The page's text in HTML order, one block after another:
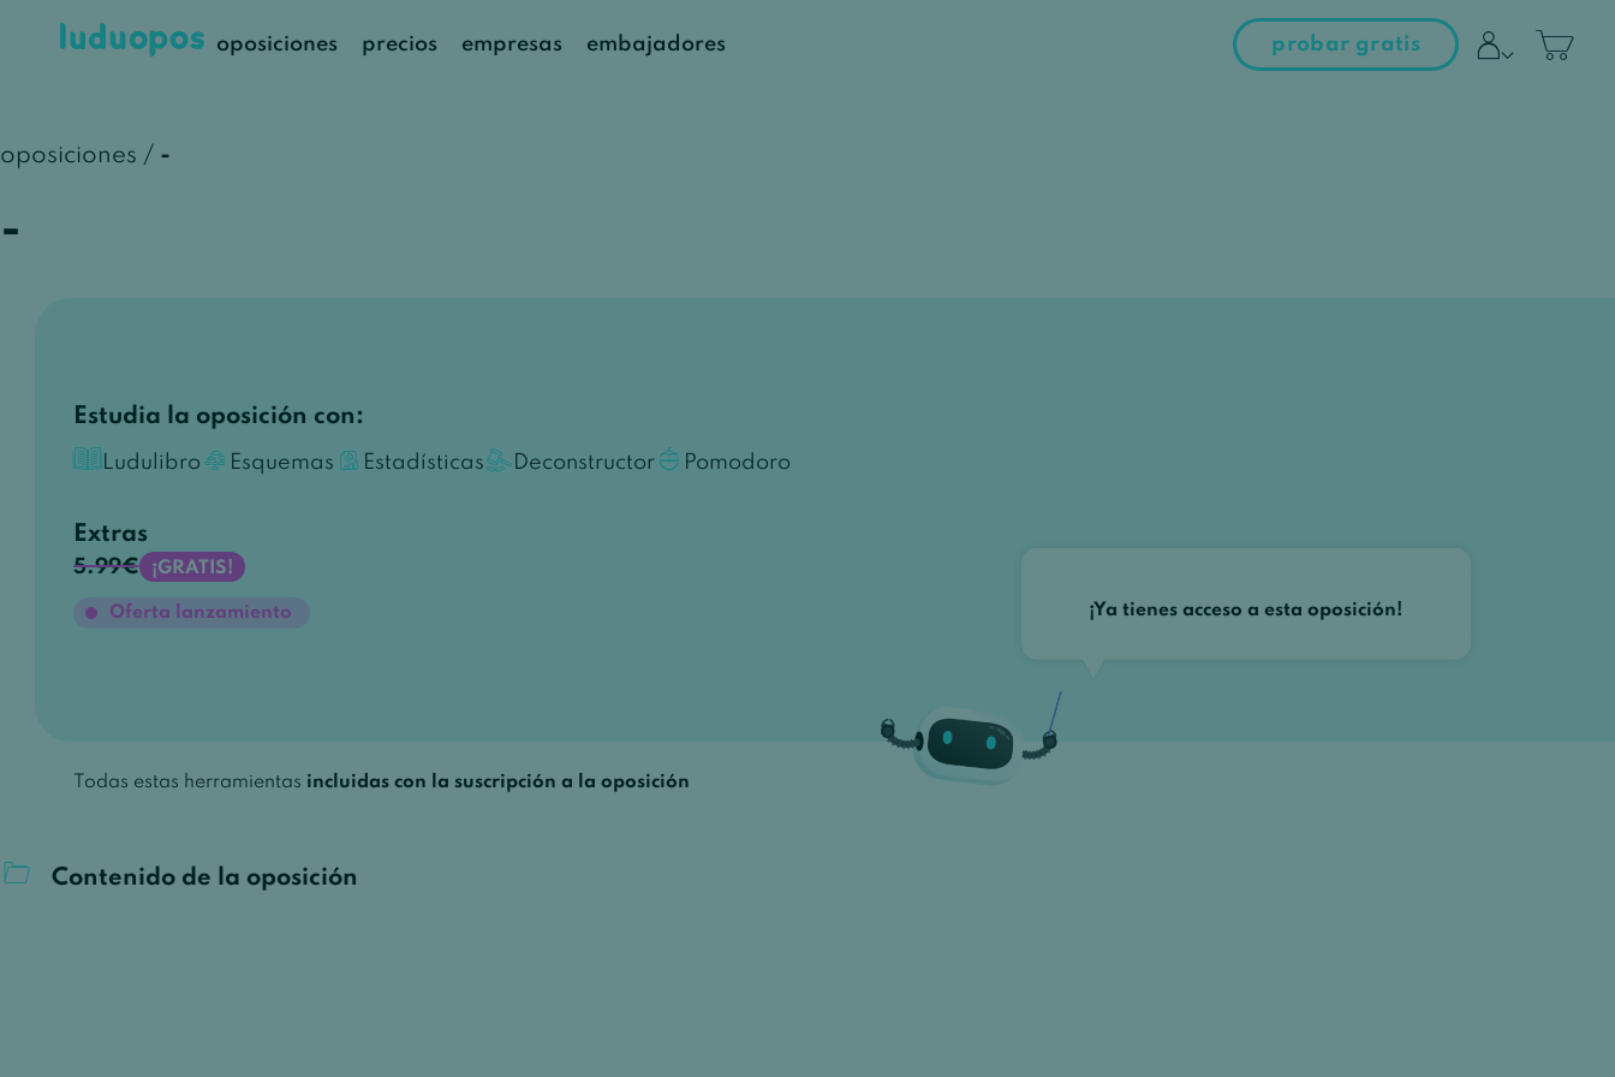
oposiciones precios empresas embajadores probar gratis
oposiciones / -
-
Estudia la oposición con:
Ludulibro Esquemas Estadísticas Deconstructor Pomodoro
Extras
5.99€ ¡GRATIS!
Oferta lanzamiento ¡Ya tienes acceso a esta oposición!
Todas estas herramientas incluidas con la suscripción a la oposición
Contenido de la oposición